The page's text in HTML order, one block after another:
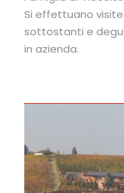
Si effettuano
sottostanti e
in azienda.